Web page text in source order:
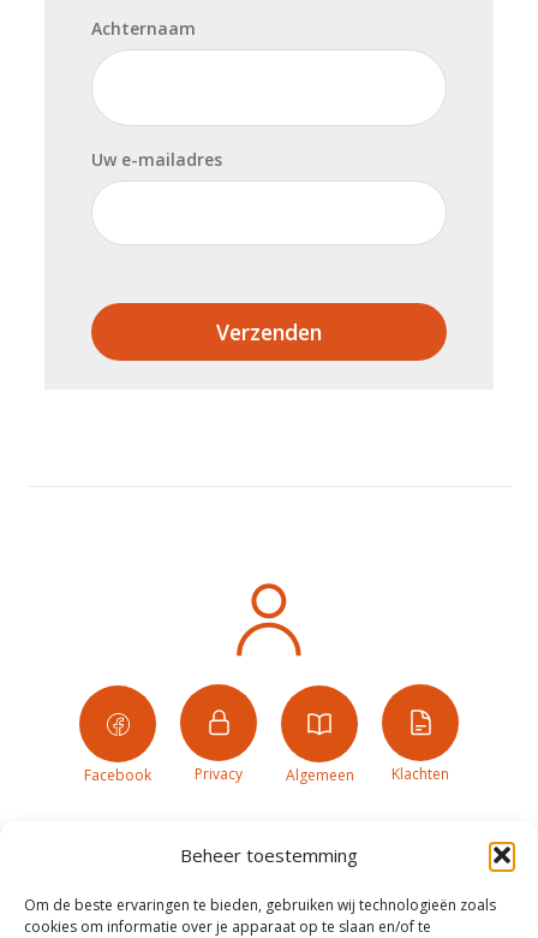
Beheer toestemming
Om de beste ervaringen te bieden, gebruiken wij technologieën zoals
cookies om informatie over je apparaat op te slaan en/of te
Achternaam
Uw e-mailadres
Verzenden
Facebook Privacy Algemeen Klachten